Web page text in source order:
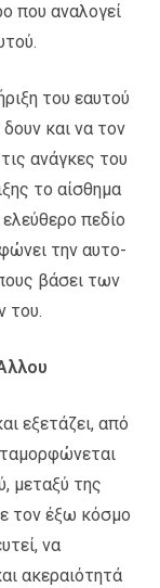
που αναλογεί
του εαυτού
και να τον
ανάγκες του
το αίσθημα
πεδίο
την αυτο-
βάσει των
του.
εξετάζει, από
μεταξύ της
τον έξω κόσμο
να
ακεραιότητά